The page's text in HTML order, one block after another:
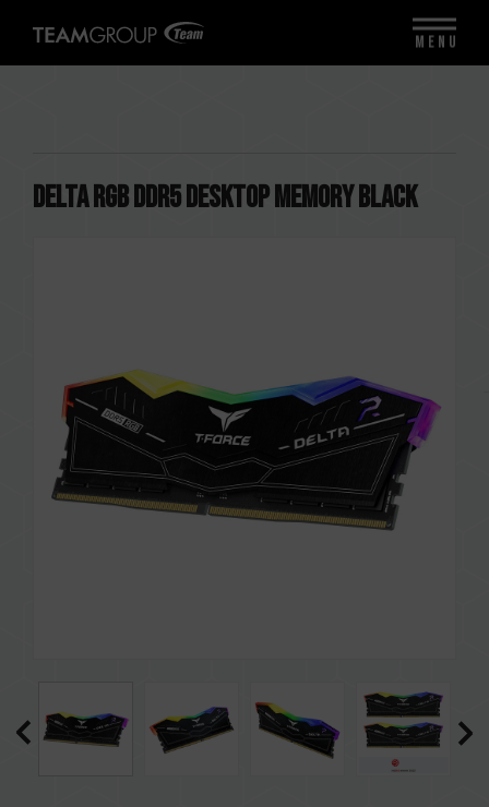
DELTA RGB DDR5 DESKTOP MEMORY BLACK
MENU